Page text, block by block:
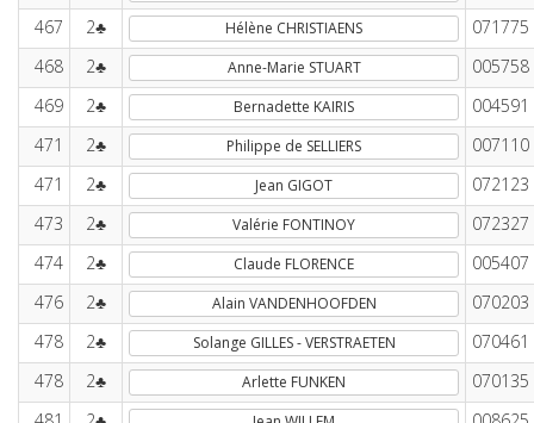
467
2♣ Hélène CHRISTIAENS
071775
468
2♣ Anne-Marie STUART
005758
469
2♣ Bernadette KAIRIS
004591
471
2♣ Philippe de SELLIERS
007110
471
2♣ Jean GIGOT
072123
473
2♣ Valérie FONTINOY
072327
474
2♣ Claude FLORENCE
005407
476
2♣ Alain VANDENHOOFDEN
070203
478
2♣ Solange GILLES - VERSTRAETEN
070461
478
2♣ Arlette FUNKEN
070135